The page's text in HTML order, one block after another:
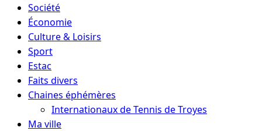
Société
Économie
Culture & Loisirs
Sport
Estac
Faits divers
Chaines éphémères
Internationaux de Tennis de Troyes
Ma ville